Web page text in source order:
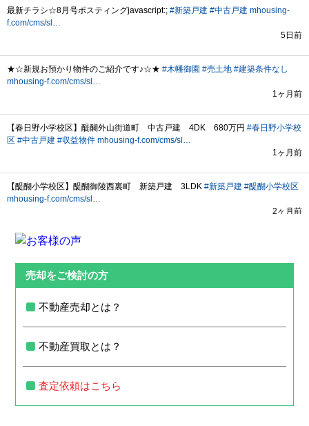
売却をご検討の方
不動産売却とは？
不動産買取とは？
査定依頼はこちら